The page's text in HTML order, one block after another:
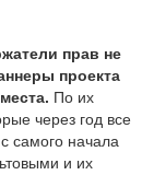
прав не
проекта
По их
через год все
самого начала
и их